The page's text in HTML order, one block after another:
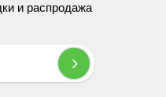
и распродажа